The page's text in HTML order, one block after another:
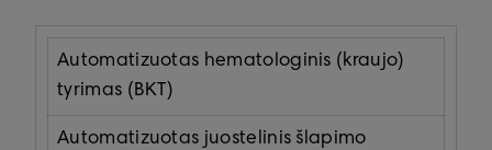
Automatizuotas hematologinis (kraujo)
tyrimas (BKT)
Automatizuotas juostelinis šlapimo